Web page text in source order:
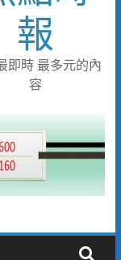
追星去！
三越高
新趨勢
時尚廣
狂優惠
偶
報
即時 最多元的內
容